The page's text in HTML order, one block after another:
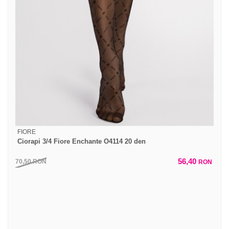
FIORE
Ciorapi 3/4 Fiore Enchante O4114 20 den
70,50RON 56,40 RON